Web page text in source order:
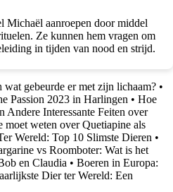
Michaël aanroepen door middel
Ze kunnen hem vragen om
in tijden van nood en strijd.
gebeurde er met zijn lichaam? •
Passion 2023 in Harlingen • Hoe
Andere Interessante Feiten over
moet weten over Quetiapine als
Wereld: Top 10 Slimste Dieren •
vs Roomboter: Wat is het
en Claudia • Boeren in Europa:
Dier ter Wereld: Een